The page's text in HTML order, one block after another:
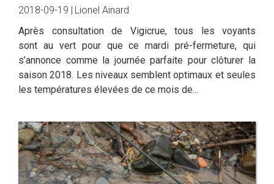
2018-09-19 | Lionel Ainard
Après consultation de Vigicrue, tous les voyants
sont au vert pour que ce mardi pré-fermeture, qui
s’annonce comme la journée parfaite pour clôturer la
saison 2018. Les niveaux semblent optimaux et seules
les températures élevées de ce mois de...